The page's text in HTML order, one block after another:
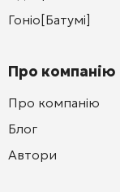
Гоніо[Батумі]
Про компанію
Про компанію
Блог
Автори